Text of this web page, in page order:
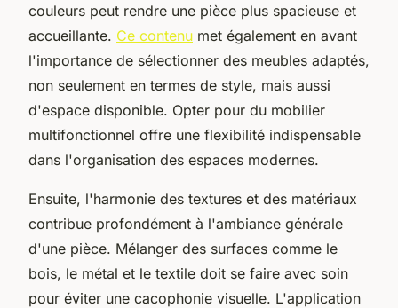
couleurs peut rendre une pièce plus spacieuse et
accueillante. Ce contenu met également en avant
l'importance de sélectionner des meubles adaptés,
non seulement en termes de style, mais aussi
d'espace disponible. Opter pour du mobilier
multifonctionnel offre une flexibilité indispensable
dans l'organisation des espaces modernes.
Ensuite, l'harmonie des textures et des matériaux
contribue profondément à l'ambiance générale
d'une pièce. Mélanger des surfaces comme le
bois, le métal et le textile doit se faire avec soin
pour éviter une cacophonie visuelle. L'application